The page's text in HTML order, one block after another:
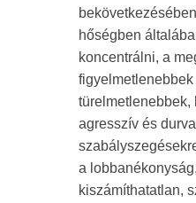
hőségben
koncentrálni, a
türelmetlenebbek,
agresszív és durva
a
kiszámíthatatlan,